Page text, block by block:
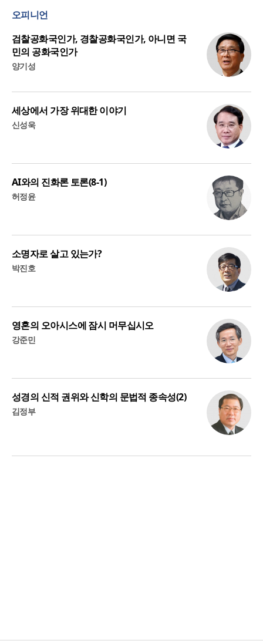
오피니언
검찰공화국인가, 경찰공화국인가, 아니면 국
민의 공화국인가
양기성
세상에서 가장 위대한 이야기
신성욱
AI와의 진화론 토론(8-1)
허정윤
소명자로 살고 있는가?
박진호
영혼의 오아시스에 잠시 머무십시오
강준민
성경의 신적 권위와 신학의 문법적 종속성(2)
김정부